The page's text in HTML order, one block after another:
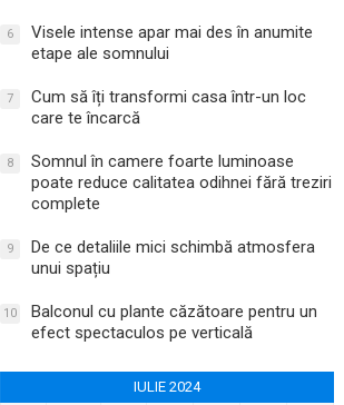
6
Visele intense apar mai des în anumite
etape ale somnului
7
Cum să îți transformi casa într-un loc
care te încarcă
8
Somnul în camere foarte luminoase
poate reduce calitatea odihnei fără treziri
complete
9
De ce detaliile mici schimbă atmosfera
unui spațiu
10
Balconul cu plante căzătoare pentru un
efect spectaculos pe verticală
IULIE 2024